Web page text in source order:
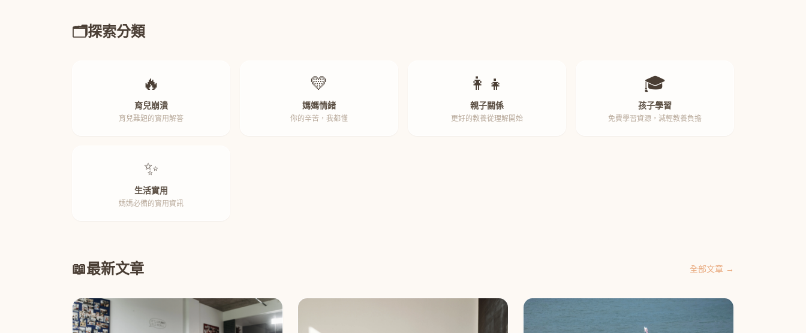
🗂️探索分類
🔥
育兒崩潰
育兒難題的實用解答
💛
媽媽情緒
你的辛苦，我都懂
👩‍👧
親子關係
更好的教養從理解開始
🎓
孩子學習
免費學習資源，減輕教養負擔
✨
生活實用
媽媽必備的實用資訊
📖最新文章 全部文章 →